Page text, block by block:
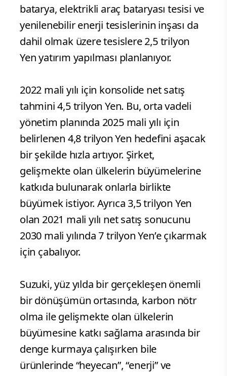
batarya, elektrikli araç bataryası tesisi ve
yenilenebilir enerji tesislerinin inşası da
dahil olmak üzere tesislere 2,5 trilyon
Yen yatırım yapılması planlanıyor.
2022 mali yılı için konsolide net satış
tahmini 4,5 trilyon Yen. Bu, orta vadeli
yönetim planında 2025 mali yılı için
belirlenen 4,8 trilyon Yen hedefini aşacak
bir şekilde hızla artıyor. Şirket,
gelişmekte olan ülkelerin büyümelerine
katkıda bulunarak onlarla birlikte
büyümek istiyor. Ayrıca 3,5 trilyon Yen
olan 2021 mali yılı net satış sonucunu
2030 mali yılında 7 trilyon Yen’e çıkarmak
için çabalıyor.
Suzuki, yüz yılda bir gerçekleşen önemli
bir dönüşümün ortasında, karbon nötr
olma ile gelişmekte olan ülkelerin
büyümesine katkı sağlama arasında bir
denge kurmaya çalışırken bile
ürünlerinde “heyecan”, “enerji” ve